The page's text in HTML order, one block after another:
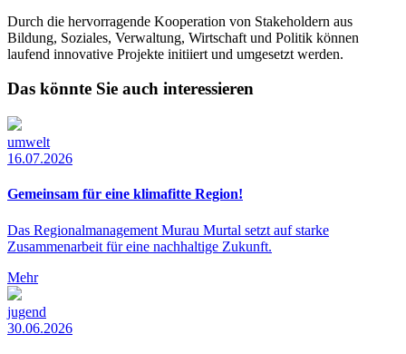
Durch die hervorragende Kooperation von Stakeholdern aus
Bildung, Soziales, Verwaltung, Wirtschaft und Politik können
laufend innovative Projekte initiiert und umgesetzt werden.
Das könnte Sie auch interessieren
umwelt
16.07.2026
Gemeinsam für eine klimafitte Region!
Das Regionalmanagement Murau Murtal setzt auf starke
Zusammenarbeit für eine nachhaltige Zukunft.
Mehr
jugend
30.06.2026